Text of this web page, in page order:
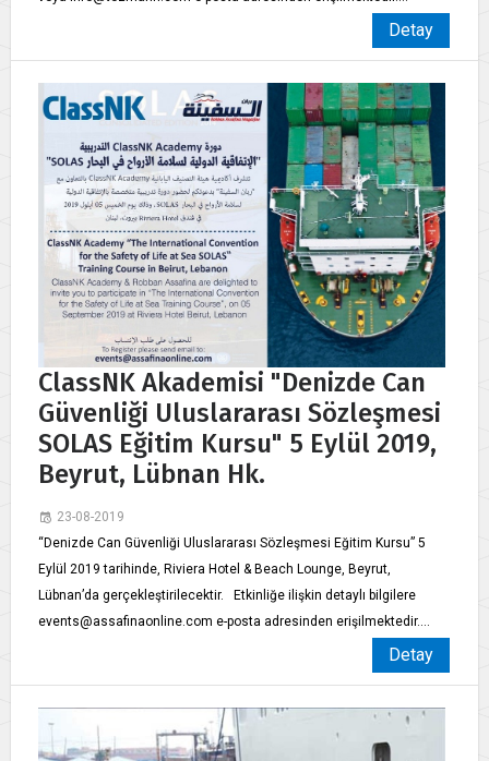
Detay
ClassNK Akademisi "Denizde Can
Güvenliği Uluslararası Sözleşmesi
SOLAS Eğitim Kursu" 5 Eylül 2019,
Beyrut, Lübnan Hk.
23-08-2019
“Denizde Can Güvenliği Uluslararası Sözleşmesi Eğitim Kursu” 5
Eylül 2019 tarihinde, Riviera Hotel & Beach Lounge, Beyrut,
Lübnan’da gerçekleştirilecektir. Etkinliğe ilişkin detaylı bilgilere
events@assafinaonline.com e-posta adresinden erişilmektedir....
Detay